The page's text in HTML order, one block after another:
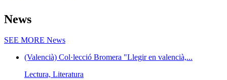
News
SEE MORE News
(Valencià) Col·lecció Bromera "Llegir en valencià,...
Lectura, Literatura